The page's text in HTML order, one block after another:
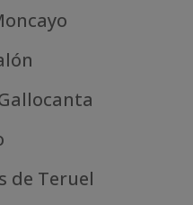
de Teruel